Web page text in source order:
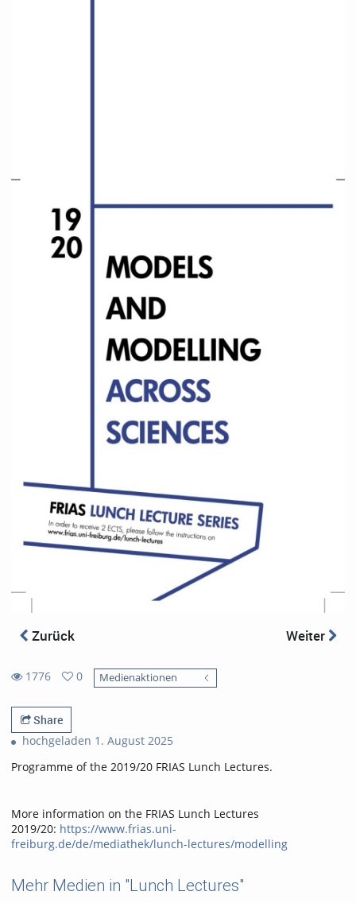
Zurück Weiter
1776
views
0
favorites
Medienaktionen
Share
hochgeladen 1. August 2025
Programme of the 2019/20 FRIAS Lunch Lectures.
More information on the FRIAS Lunch Lectures
2019/20: https://www.frias.uni-
freiburg.de/de/mediathek/lunch-lectures/modelling
Mehr Medien in "Lunch Lectures"